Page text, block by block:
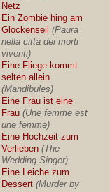
Netz
Ein Zombie hing am
Glockenseil (Paura
nella città dei morti
viventi)
Eine Fliege kommt
selten allein
(Mandibules)
Eine Frau ist eine
Frau (Une femme est
une femme)
Eine Hochzeit zum
Verlieben (The
Wedding Singer)
Eine Leiche zum
Dessert (Murder by